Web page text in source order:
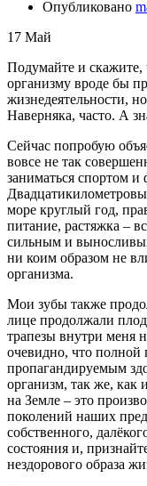
Опубликовано
17 Май
Подумайте и скажите,
организму вроде бы
жизнедеятельности,
Наверняка, часто. А
Сейчас попробую
вовсе не так
заниматься спортом
море круглый год,
питание, растяжка –
сильным и
ни коим образом не
организма.
Мои зубы также
лице продолжали
трапезы внутри меня
очевидно, что полной
пропагандируемым
организм, так же, как
на Земле – это
поколений наших
собственного,
состояния и,
нездорового образа